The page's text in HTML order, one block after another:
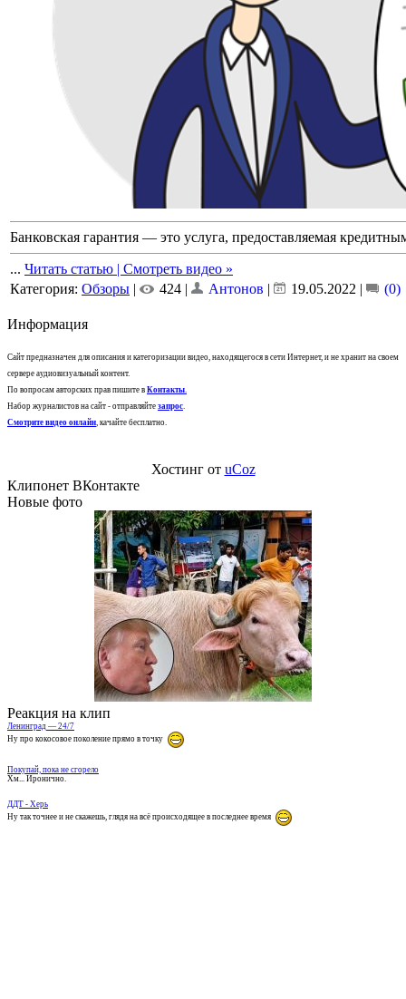
Банковская гарантия — это услуга, предоставляемая
... Читать статью | Смотреть видео »
Категория: Обзоры | 424 | Антонов | 19.05.2022 | (0)
Информация
Сайт предназначен для описания и категоризации видео, находящегося в сети Интернет, и не хранит на своем
сервере аудиовизуальный контент.
По вопросам авторских прав пишите в Контакты.
Набор журналистов на сайт - отправляйте запрос.
Смотрите видео онлайн, качайте бесплатно.
Хостинг от uCoz
Клипонет ВКонтакте
Новые фото
Реакция на клип
Ленинград — 24/7
Ну про кокосовое поколение прямо в точку
Покупай, пока не сгорело
Хм... Иронично.
ДДТ - Херь
Ну так точнее и не скажешь, глядя на всё происходящее в последнее время